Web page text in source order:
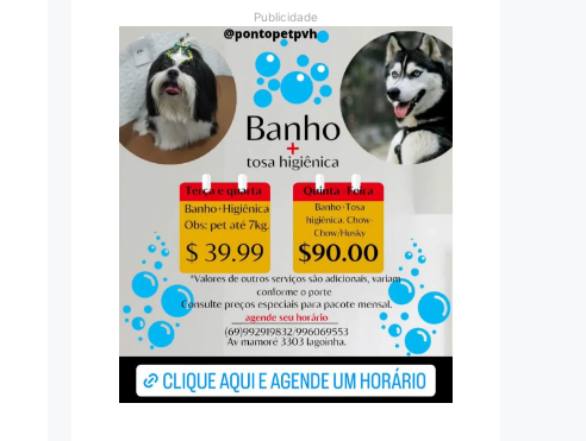
Publicidade